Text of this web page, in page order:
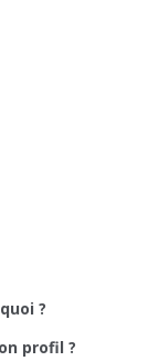
?
profil ?